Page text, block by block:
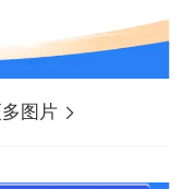
图片